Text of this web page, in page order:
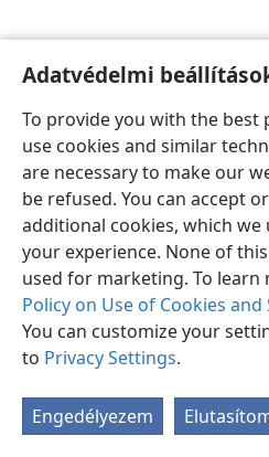
Adatvédelmi
To provide you with the best
use cookies and similar
are necessary to make our
be refused. You can accept
additional cookies, which
your experience. None of
used for marketing. To learn
Policy on Use of Cookies
You can customize your
to Privacy Settings.
Engedélyezem
Magyar
Copyright© 2026 Watch Tower Bible
Bizalmas
Adatvédelmi beállítások